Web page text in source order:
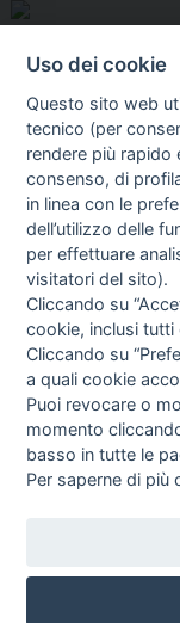
I libri
Direttrice Responsabile:
Uso dei cookie
Questo sito web
tecnico (per
rendere più rapido
consenso, di
in linea con le
dell’utilizzo delle
per effettuare
visitatori del sito).
Cliccando su
cookie, inclusi tutti
Cliccando su
a quali cookie
Puoi revocare o
momento
basso in tutte le
Per saperne di più